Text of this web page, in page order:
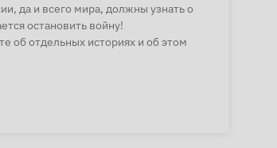
да и всего мира, должны узнать о
остановить войну!
об отдельных историях и об этом